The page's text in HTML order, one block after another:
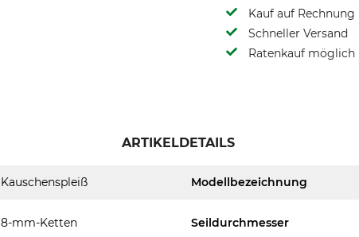
Kauf auf
Schneller Versand
Ratenkauf möglich
ARTIKELDETAILS
Kauschenspleiß Modellbezeichnung
8-mm-Ketten Seildurchmesser